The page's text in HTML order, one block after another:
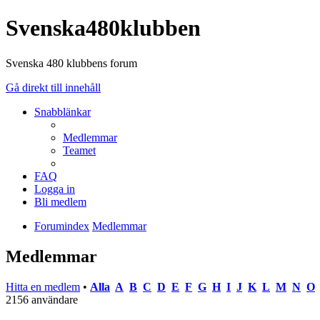
Svenska480klubben
Svenska 480 klubbens forum
Gå direkt till innehåll
Snabblänkar
Medlemmar
Teamet
FAQ
Logga in
Bli medlem
Forumindex Medlemmar
Medlemmar
Hitta en medlem • Alla A B C D E F G H I J K L M N O
2156 användare